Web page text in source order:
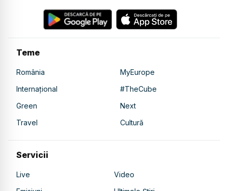
Teme
România
MyEurope
Internațional
#TheCube
Green
Next
Travel
Cultură
Servicii
Live
Video